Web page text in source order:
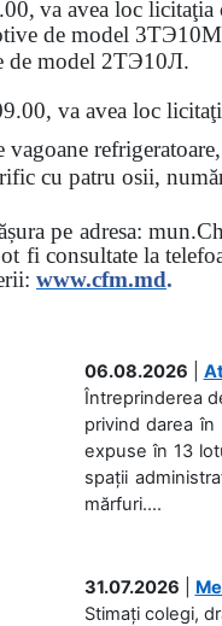
va avea loc licitaţia
de model 3ТЭ10М
model 2ТЭ10Л.
va avea loc
cu patru osii,
pe adresa:
fi consultate la
www.cfm.md.
06.08.2026
Întreprinderea
privind darea
expuse în 13
spații
mărfuri....
31.07.2026
Stimați colegi,